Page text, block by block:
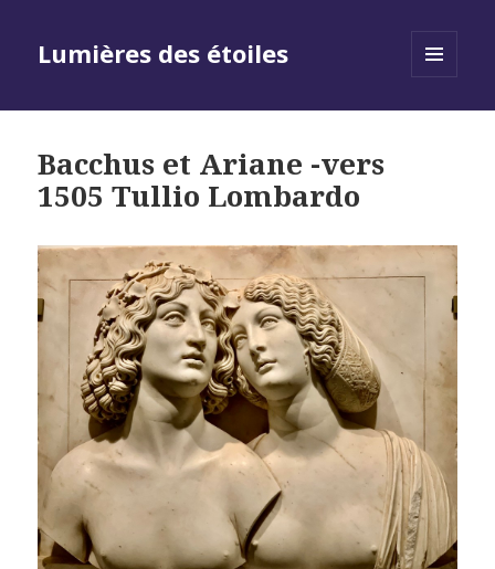
Lumières des étoiles
Bacchus et Ariane -vers
1505 Tullio Lombardo